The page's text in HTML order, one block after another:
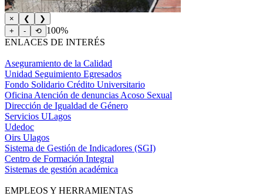
× ❮
❯
+
- ⟲ 100%
ENLACES DE INTERÉS
Aseguramiento de la Calidad
Unidad Seguimiento Egresados
Fondo Solidario Crédito Universitario
Oficina Atención de denuncias Acoso Sexual
Dirección de Igualdad de Género
Servicios ULagos
Udedoc
Oirs Ulagos
Sistema de Gestión de Indicadores (SGI)
Centro de Formación Integral
Sistemas de gestión académica
EMPLEOS Y HERRAMIENTAS